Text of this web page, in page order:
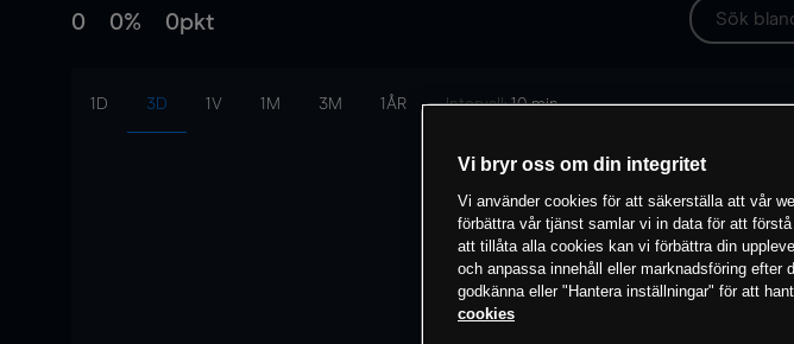
0 0% 0pkt
1D 3D 1V 1M 3M 1ÅR Intervall:10 min
Vi bryr oss om din integritet
Vi använder cookies för att säkerställa att vår
förbättra vår tjänst samlar vi in data för att
att tillåta alla cookies kan vi förbättra din
och anpassa innehåll eller marknadsföring
godkänna eller "Hantera inställningar" för att
cookies